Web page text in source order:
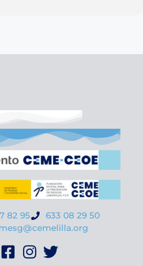
82 95
633 08 29 50